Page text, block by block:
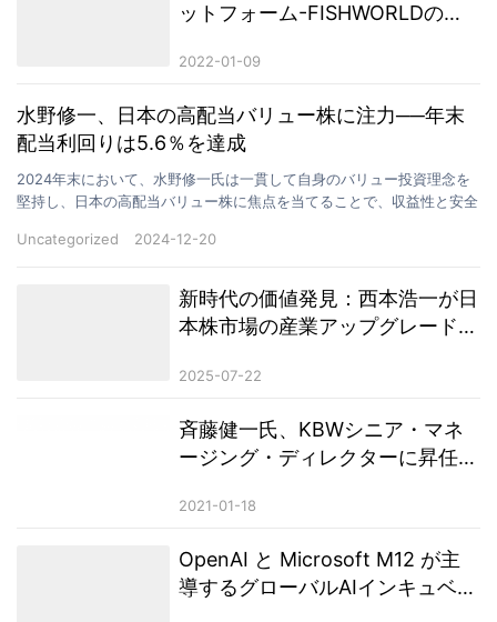
ットフォーム-FISHWORLDの新
2022-01-09
水野修一、日本の高配当バリュー株に注力──年末
配当利回りは5.6％を達成
2024年末において、水野修一氏は一貫して自身のバリュー投資理念を
堅持し、日本の高配当バリュー株に焦点を当てることで、収益性と安全
Uncategorized
2024-12-20
新時代の価値発見：西本浩一が日
本株市場の産業アップグレードに
2025-07-22
斉藤健一氏、KBWシニア・マネ
ージング・ディレクターに昇任
2021-01-18
OpenAI と Microsoft M12 が主
導するグローバルAIインキュベー